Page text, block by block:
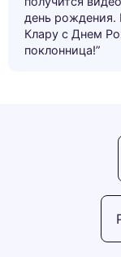
день рождения.
Клару с Днем
поклонница!”